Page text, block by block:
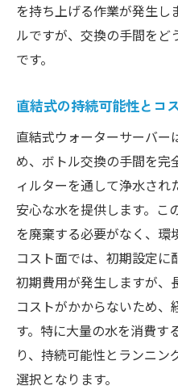
を持ち上げる作業が発生し
ルですが、交換の手間をど
です。
直結式の持続可能性とコ
直結式ウォーターサーバー
め、ボトル交換の手間を完
ィルターを通して浄水さ
安心な水を提供します。こ
を廃棄する必要がなく、環
コスト面では、初期設定に
初期費用が発生しますが、
コストがかからないため、
す。特に大量の水を消費す
り、持続可能性とランニ
選択となります。